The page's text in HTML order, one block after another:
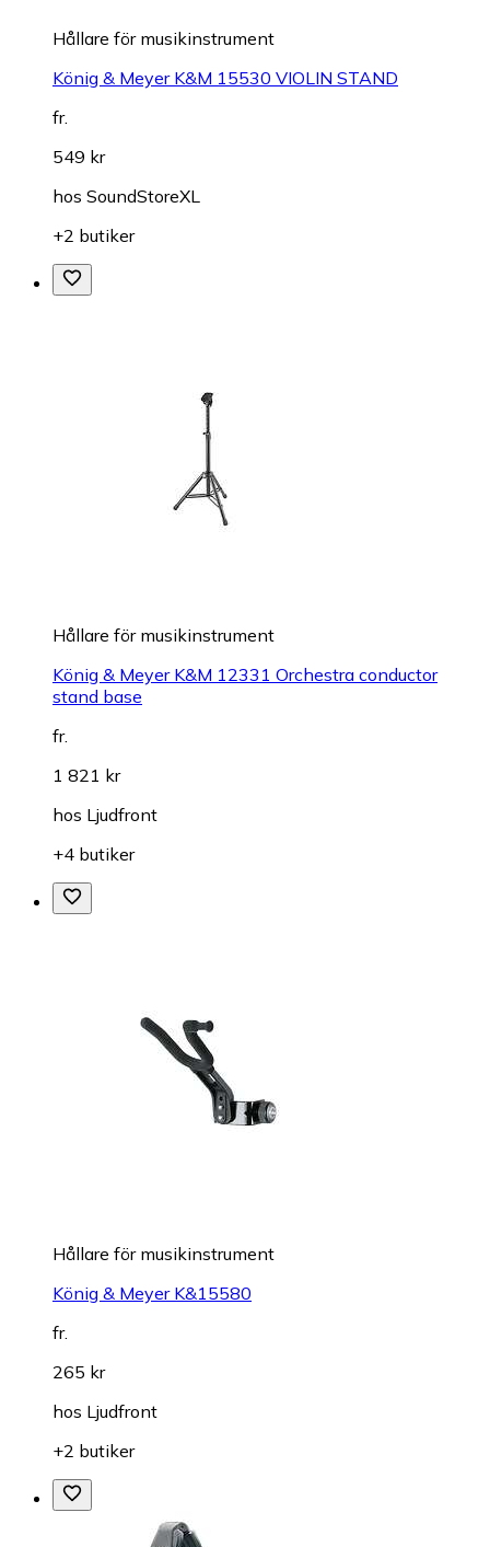
Hållare för musikinstrument
König & Meyer K&M 15530 VIOLIN STAND
fr.
549 kr
hos SoundStoreXL
+2 butiker
Hållare för musikinstrument
König & Meyer K&M 12331 Orchestra conductor
stand base
fr.
1 821 kr
hos Ljudfront
+4 butiker
Hållare för musikinstrument
König & Meyer K&15580
fr.
265 kr
hos Ljudfront
+2 butiker